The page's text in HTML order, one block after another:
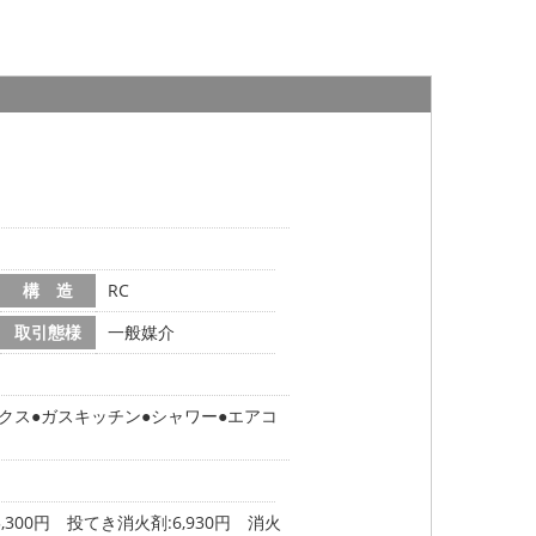
構 造
RC
取引態様
一般媒介
ス ガスキッチン シャワー エアコ
円 投てき消火剤:6,930円 消火